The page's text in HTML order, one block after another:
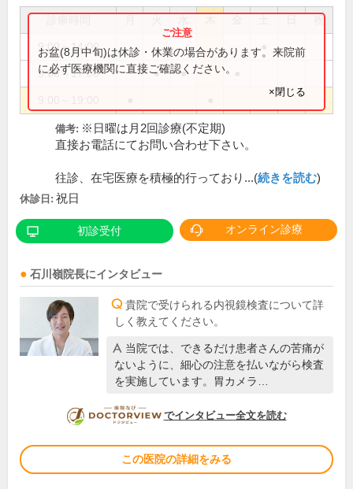
祝
9:00～14:00
9:00～17:00 ● ●
お盆(8月中旬)は休診・休業の場合があります。来院前
に必ず医療機関に直接ご確認ください。
×閉じる
備考: ※日曜は月2回診療(不定期)
直接お電話にてお問い合わせ下さい。
往診、在宅医療を積極的行っており...(続きを読む)
休診日: 祝日
初診受付 オンライン診療
石川嶺院長にインタビュー
貴院で受けられる内視鏡検査について詳
しく教えてください。
当院では、できるだけ患者さんの苦痛が
ないように、細心の注意を払いながら検査
を実施しています。胃カメラ…
DOCTORVIEW
でインタビュー全文を読む
この医院の詳細をみる